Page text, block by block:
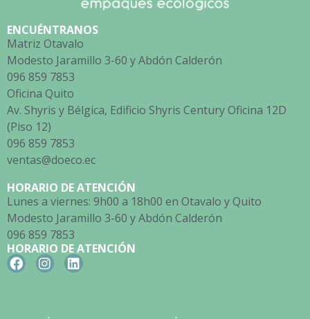
ENCUÉNTRANOS
Matriz Otavalo
Modesto Jaramillo 3-60 y Abdón Calderón
096 859 7853
Oficina Quito
Av. Shyris y Bélgica, Edificio Shyris Century Oficina 12D
(Piso 12)
096 859 7853
ventas@doeco.ec
HORARIO DE ATENCIÓN
Lunes a viernes: 9h00 a 18h00 en Otavalo y Quito
Modesto Jaramillo 3-60 y Abdón Calderón
096 859 7853
HORARIO DE ATENCIÓN